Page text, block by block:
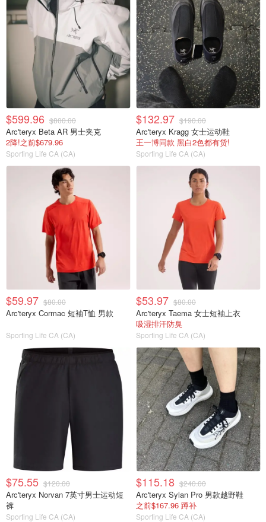
$599.96 $800.00
Arc'teryx Beta AR 男士夹克
2降!之前$679.96
Sporting Life CA (CA)
$132.97 $190.00
Arc'teryx Kragg 女士运动鞋
王一博同款 黑白2色都有货!
Sporting Life CA (CA)
$59.97 $80.00
Arc'teryx Cormac 短袖T恤 男款
Sporting Life CA (CA)
$53.97 $80.00
Arc'teryx Taema 女士短袖上衣
吸湿排汗防臭
Sporting Life CA (CA)
$75.55 $120.00
Arc'teryx Norvan 7英寸男士运动短
裤
Sporting Life CA (CA)
$115.18 $240.00
Arc'teryx Sylan Pro 男款越野鞋
之前$167.96 蹲补
Sporting Life CA (CA)